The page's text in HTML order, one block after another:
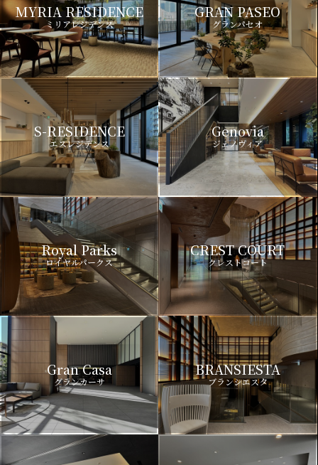
MYRIA RESIDENCE
ミリアレジデンス
GRAN PASEO
グランパセオ
S-RESIDENCE
エスレジデンス
Genovia
ジェノヴィア
Royal Parks
ロイヤルパークス
CREST COURT
クレストコート
Gran Casa
グランカーサ
BRANSIESTA
ブランシエスタ